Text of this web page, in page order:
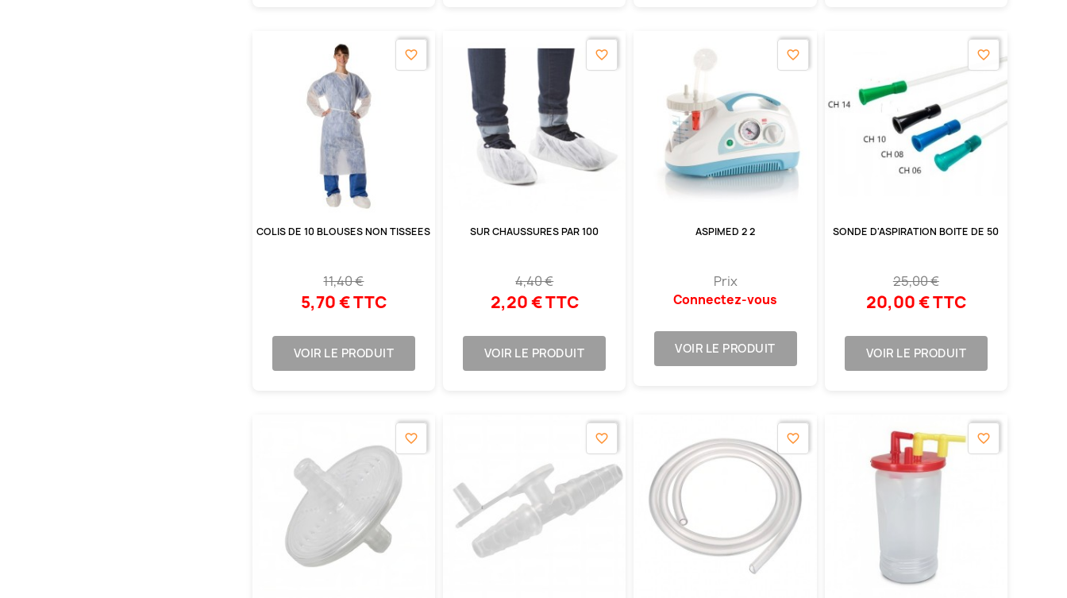
COLIS DE 10 BLOUSES NON TISSEES
11,40 €
5,70 € TTC
VOIR LE PRODUIT
favorite_border
SUR CHAUSSURES PAR 100
4,40 €
2,20 € TTC
VOIR LE PRODUIT
favorite_border
ASPIMED 2 2
Prix
Connectez-vous
VOIR LE PRODUIT
favorite_border
SONDE D'ASPIRATION BOITE DE 50
25,00 €
20,00 € TTC
VOIR LE PRODUIT
favorite_border
favorite_border favorite_border favorite_border favorite_border